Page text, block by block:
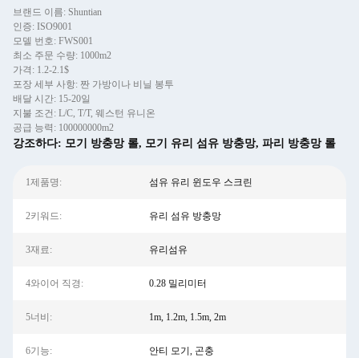
브랜드 이름: Shuntian
인증: ISO9001
모델 번호: FWS001
최소 주문 수량: 1000m2
가격: 1.2-2.1$
포장 세부 사항: 짠 가방이나 비닐 봉투
배달 시간: 15-20일
지불 조건: L/C, T/T, 웨스턴 유니온
공급 능력: 100000000m2
강조하다: 모기 방충망 롤, 모기 유리 섬유 방충망, 파리 방충망 롤
1제품명: 섬유 유리 윈도우 스크린
2키워드: 유리 섬유 방충망
3재료: 유리섬유
4와이어 직경: 0.28 밀리미터
5너비: 1m, 1.2m, 1.5m, 2m
6기능: 안티 모기, 곤충